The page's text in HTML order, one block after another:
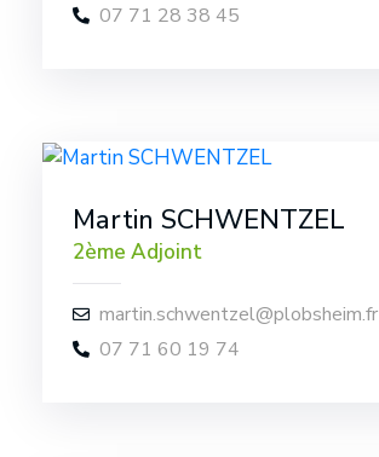
07 71 28 38 45
Martin SCHWENTZEL
2ème Adjoint
martin.schwentzel@plobsheim.fr
07 71 60 19 74